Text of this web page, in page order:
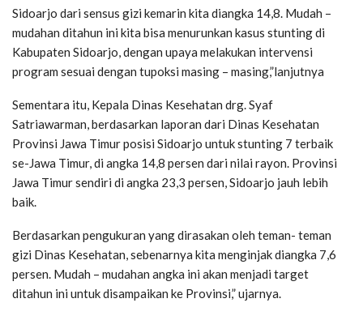
Sidoarjo dari sensus gizi kemarin kita diangka 14,8. Mudah –
mudahan ditahun ini kita bisa menurunkan kasus stunting di
Kabupaten Sidoarjo, dengan upaya melakukan intervensi
program sesuai dengan tupoksi masing – masing,”lanjutnya
Sementara itu, Kepala Dinas Kesehatan drg. Syaf
Satriawarman, berdasarkan laporan dari Dinas Kesehatan
Provinsi Jawa Timur posisi Sidoarjo untuk stunting 7 terbaik
se-Jawa Timur, di angka 14,8 persen dari nilai rayon. Provinsi
Jawa Timur sendiri di angka 23,3 persen, Sidoarjo jauh lebih
baik.
Berdasarkan pengukuran yang dirasakan oleh teman- teman
gizi Dinas Kesehatan, sebenarnya kita menginjak diangka 7,6
persen. Mudah – mudahan angka ini akan menjadi target
ditahun ini untuk disampaikan ke Provinsi,” ujarnya.